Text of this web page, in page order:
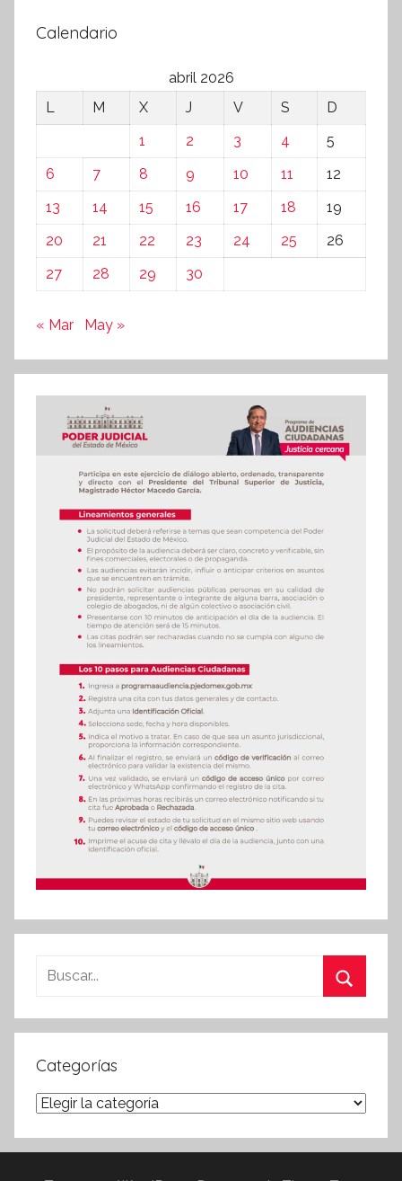
Calendario
abril 2026
L
M X J V S
D
1
2 3 4
5
6
7 8 9 10 11
12
13
14 15 16 17 18
19
20
21 22 23 24 25
26
27
28 29 30
« Mar May »
Buscar:
Categorías
Categorías